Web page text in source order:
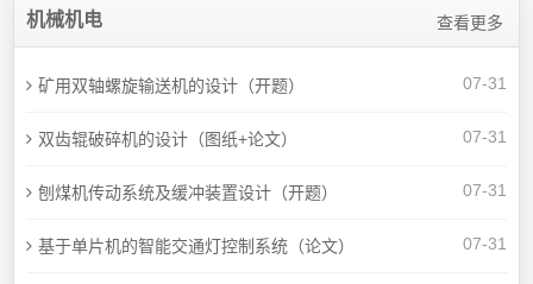
查看更多
机械机电
07-31
矿用双轴螺旋输送机的设计（开题）
07-31
双齿辊破碎机的设计（图纸+论文）
07-31
刨煤机传动系统及缓冲装置设计（开题）
07-31
基于单片机的智能交通灯控制系统（论文）